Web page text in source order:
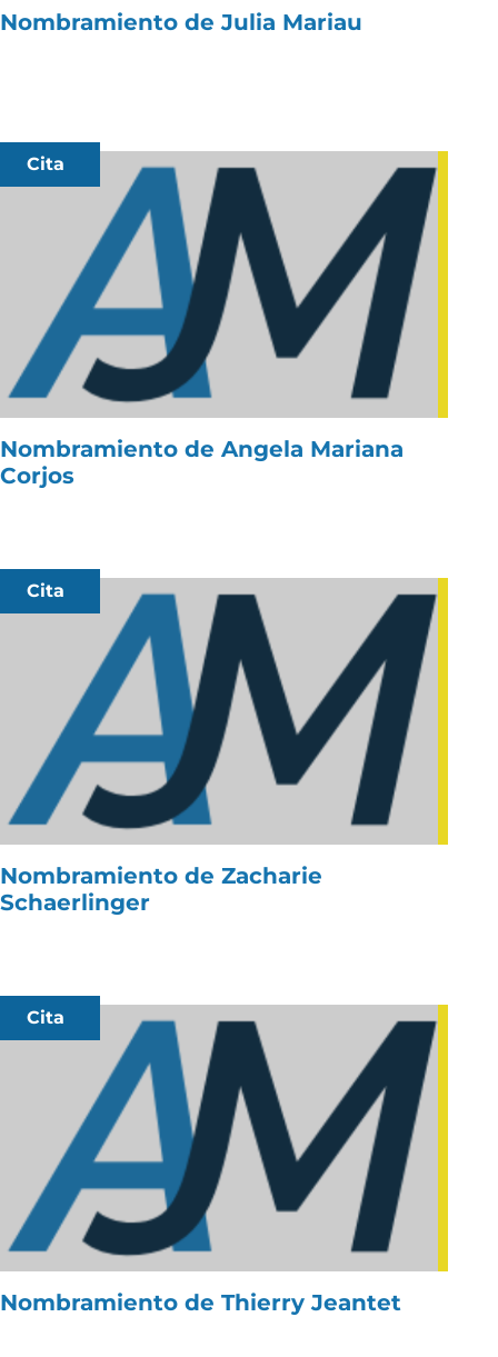
Nombramiento de Julia Mariau
Cita
Nombramiento de Angela Mariana
Corjos
Cita
Nombramiento de Zacharie
Schaerlinger
Cita
Nombramiento de Thierry Jeantet